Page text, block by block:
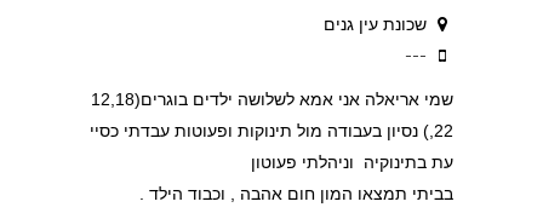
שכונת עין גנים
---
שמי אריאלה אני אמא לשלושה ילדים בוגרים(12,18
,22) נסיון בעבודה מול תינוקות ופעוטות עבדתי כסיי
עת בתינוקיה וניהלתי פעוטון
בביתי תמצאו המון חום אהבה , וכבוד הילד .